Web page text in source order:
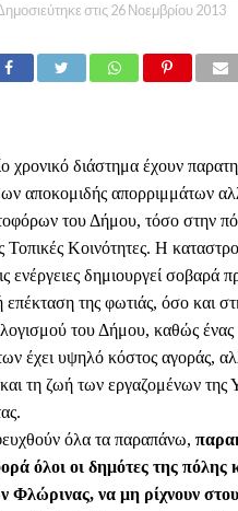
στις 26 Νοεμβρίου 2013
χρονικό διάστημα έχουν
αποκομιδής απορριμμάτων
του Δήμου, τόσο στην
Τοπικές Κοινότητες. Η
ενέργειες δημιουργεί σοβαρά
επέκταση της φωτιάς, όσο και
του Δήμου, καθώς ένας
έχει υψηλό κόστος αγοράς,
τη ζωή των εργαζομένων της
όλα τα παραπάνω,
όλοι οι δημότες της πόλης
Φλώρινας, να μη ρίχνουν